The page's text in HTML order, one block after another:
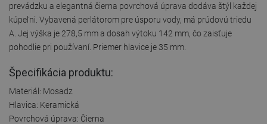
prevádzku a elegantná čierna povrchová úprava dodáva štýl každej
kúpeľni. Vybavená perlátorom pre úsporu vody, má prúdovú triedu
A. Jej výška je 278,5 mm a dosah výtoku 142 mm, čo zaisťuje
pohodlie pri používaní. Priemer hlavice je 35 mm.
Špecifikácia produktu:
Materiál: Mosadz
Hlavica: Keramická
Povrchová úprava: Čierna